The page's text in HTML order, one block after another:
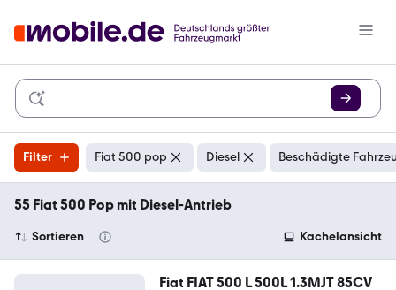
Filter Fiat 500 pop Diesel Beschädigte
55 Fiat 500 Pop mit Diesel-Antrieb
Sortieren Kachelansicht
Fiat FIAT 500 L 500L 1.3MJT 85CV